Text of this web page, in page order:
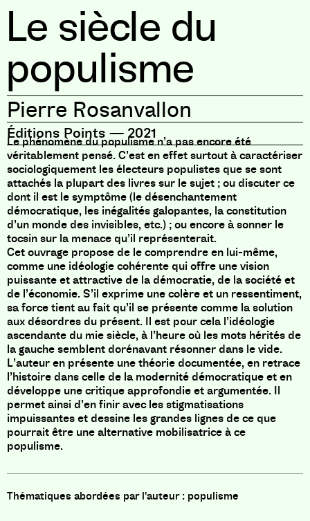
Le siècle du
populisme
Pierre Rosanvallon
Éditions Points — 2021
Le phénomène du populisme n’a pas encore été
véritablement pensé. C’est en effet surtout à caractériser
sociologiquement les électeurs populistes que se sont
attachés la plupart des livres sur le sujet ; ou discuter ce
dont il est le symptôme (le désenchantement
démocratique, les inégalités galopantes, la constitution
d’un monde des invisibles, etc.) ; ou encore à sonner le
tocsin sur la menace qu’il représenterait.
Cet ouvrage propose de le comprendre en lui-même,
comme une idéologie cohérente qui offre une vision
puissante et attractive de la démocratie, de la société et
de l’économie. S’il exprime une colère et un ressentiment,
sa force tient au fait qu’il se présente comme la solution
aux désordres du présent. Il est pour cela l’idéologie
ascendante du mie siècle, à l’heure où les mots hérités de
la gauche semblent dorénavant résonner dans le vide.
L’auteur en présente une théorie documentée, en retrace
l’histoire dans celle de la modernité démocratique et en
développe une critique approfondie et argumentée. Il
permet ainsi d’en finir avec les stigmatisations
impuissantes et dessine les grandes lignes de ce que
pourrait être une alternative mobilisatrice à ce
populisme.
populisme